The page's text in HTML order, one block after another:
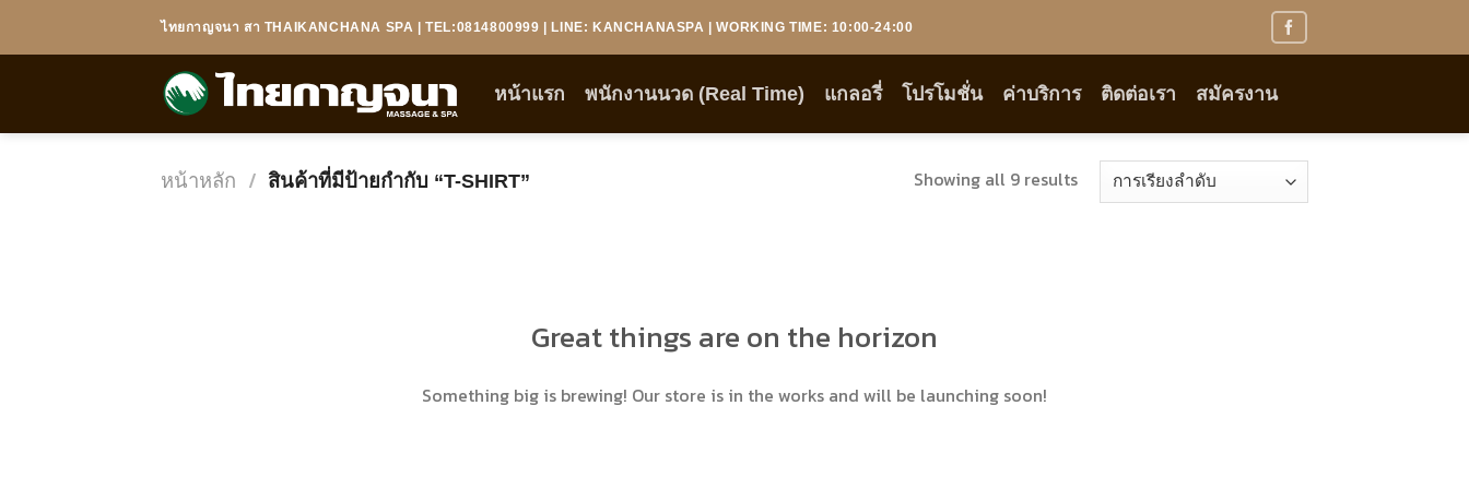
ไทยกาญจนา สา THAIKANCHANA SPA | TEL:0814800999 | LINE: KANCHANASPA | WORKING TIME: 10:00-24:00
หน้าแรก พนักงานนวด (Real Time) แกลอรี่ โปรโมชั่น ค่าบริการ ติดต่อเรา สมัครงาน
หน้าหลัก / สินค้าที่มีป้ายกำกับ “T-SHIRT”
Showing all 9 results
Great things are on the horizon
Something big is brewing! Our store is in the works and will be launching soon!